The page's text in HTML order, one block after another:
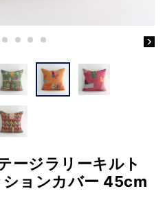
ージラリーキルト
ョンカバー 45cm